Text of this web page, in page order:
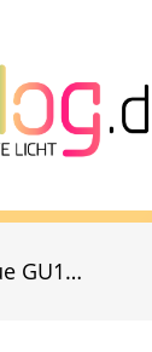
Neue GU10-Lampen legen gesamte HUE-Installation lahm